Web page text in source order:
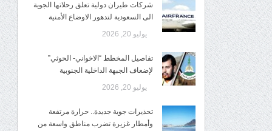
شركات طيران دولية تعلق رحلاتها الجوية
الى السعودية لتدهور الاوضاع الأمنية
يوليو 20, 2026
تفاصيل المخطط “الاخواني- الحوثي”
لإضعاف الجبهة الداخلية الجنوبية
يوليو 20, 2026
تحذيرات جوية جديدة.. حرارة مرتفعة
وأمطار غزيرة تضرب مناطق واسعة من